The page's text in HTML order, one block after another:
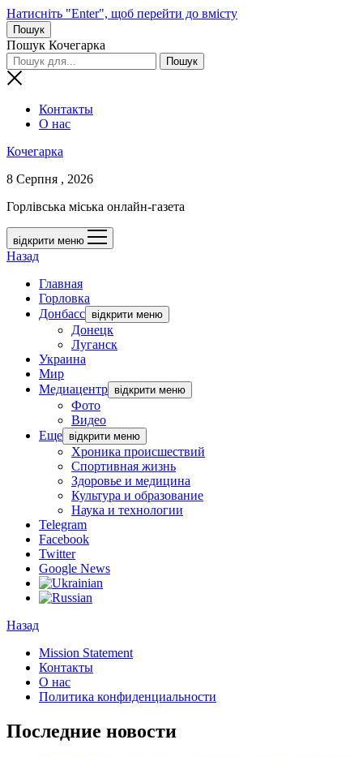
Натисніть "Enter", щоб перейти до вмісту
Пошук
Пошук Кочегарка
Контакты
О нас
Кочегарка
8 Серпня , 2026
Горлівська міська онлайн-газета
відкрити меню
Назад
Главная
Горловка
Донбасс відкрити меню
Донецк
Луганск
Украина
Мир
Медиацентр відкрити меню
Фото
Видео
Еще відкрити меню
Хроника происшествий
Спортивная жизнь
Здоровье и медицина
Культура и образование
Наука и технологии
Telegram
Facebook
Twitter
Google News
Назад
Mission Statement
Контакты
О нас
Политика конфиденциальности
Последние новости